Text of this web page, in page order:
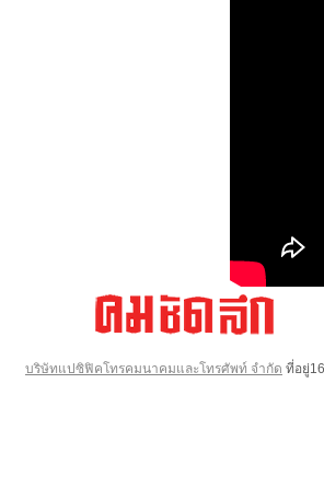
บริษัทแปซิฟิคโทรคมนาคมและโทรศัพท์ จำกัด ที่อยู่